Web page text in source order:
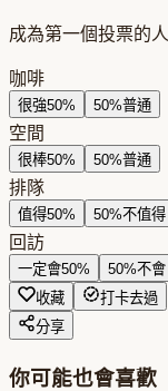
成為第一個投票的人
咖啡
很強50% 50%普通
空間
很棒50% 50%普通
排隊
值得50% 50%不值得
回訪
一定會50% 50%不會
收藏
打卡去過
分享
你可能也會喜歡